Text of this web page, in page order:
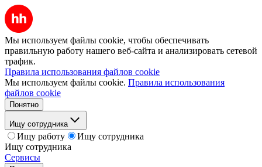
Мы используем файлы cookie, чтобы обеспечивать
правильную работу нашего веб-сайта и анализировать сетевой
трафик.
Правила использования файлов cookie
Мы используем файлы cookie. Правила использования
файлов cookie
Понятно
Ищу сотрудника
Ищу работу
Ищу сотрудника
Ищу сотрудника
Сервисы